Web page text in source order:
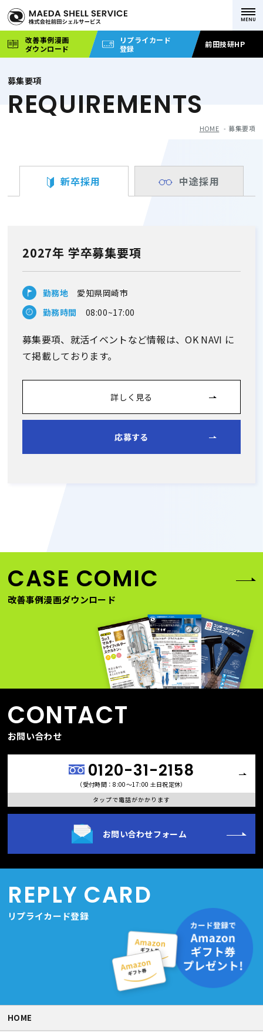
改善事例漫画
ダウンロード
リプライカード
登録
前田技研HP
募集要項
REQUIREMENTS
HOME 募集要項
新卒採用 中途採用
2027年 学卒募集要項
勤務地
愛知県岡崎市
勤務時間
08:00~17:00
募集要項、就活イベントなど情報は、OK NAVI に
て掲載しております。
詳しく見る
応募する
CASE COMIC
改善事例漫画ダウンロード
CONTACT
お問い合わせ
0120-31-2158
（受付時間：8:00〜17:00 土日祝定休）
タップで電話がかかります
お問い合わせフォーム
REPLY CARD
リプライカード登録
HOME